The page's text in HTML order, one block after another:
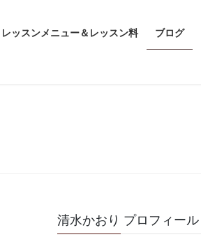
レッスンメニュー＆レッスン料 ブログ
清水かおり プロフィール